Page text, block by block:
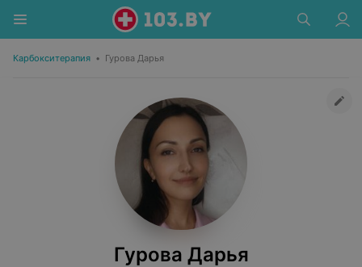
Карбокситерапия • Гурова Дарья
Гурова Дарья